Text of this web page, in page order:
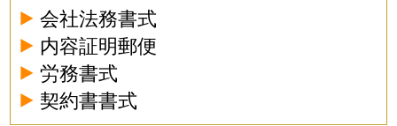
会社法務書式
内容証明郵便
労務書式
契約書書式